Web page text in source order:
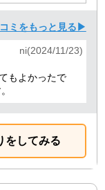
ミをもっと見る▶
ni(2024/11/23)
もよかったで
してみる